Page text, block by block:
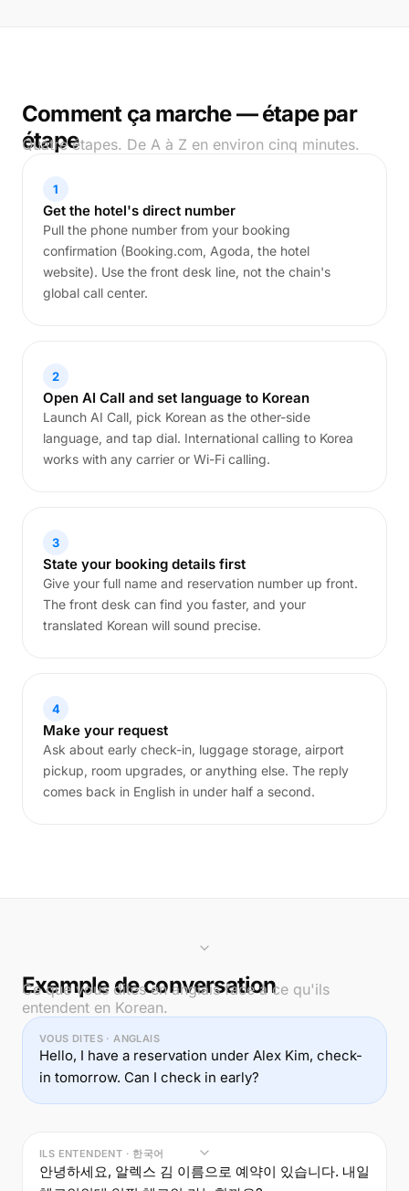
Comment ça marche — étape par
étape
Quatre étapes. De A à Z en environ cinq minutes.
1
Get the hotel's direct number
Pull the phone number from your booking
confirmation (Booking.com, Agoda, the hotel
website). Use the front desk line, not the chain's
global call center.
2
Open AI Call and set language to Korean
Launch AI Call, pick Korean as the other-side
language, and tap dial. International calling to Korea
works with any carrier or Wi-Fi calling.
3
State your booking details first
Give your full name and reservation number up front.
The front desk can find you faster, and your
translated Korean will sound precise.
4
Make your request
Ask about early check-in, luggage storage, airport
pickup, room upgrades, or anything else. The reply
comes back in English in under half a second.
Exemple de conversation
Ce que vous dites en anglais face à ce qu'ils
entendent en Korean.
VOUS DITES · ANGLAIS
Hello, I have a reservation under Alex Kim, check-
in tomorrow. Can I check in early?
ILS ENTENDENT · 한국어
안녕하세요, 알렉스 김 이름으로 예약이 있습니다. 내일